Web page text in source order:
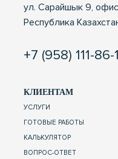
ул. Сарайшык 9, офис
Республика
+7 (958) 111-86-
КЛИЕНТАМ
УСЛУГИ
ГОТОВЫЕ РАБОТЫ
КАЛЬКУЛЯТОР
ВОПРОС-ОТВЕТ